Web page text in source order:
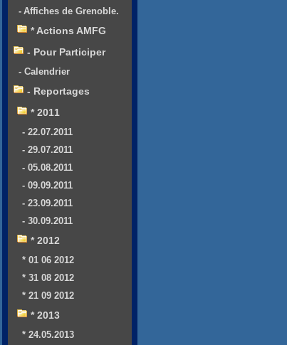
- Affiches de Grenoble.
* Actions AMFG
- Pour Participer
- Calendrier
- Reportages
* 2011
- 22.07.2011
- 29.07.2011
- 05.08.2011
- 09.09.2011
- 23.09.2011
- 30.09.2011
* 2012
* 01 06 2012
* 31 08 2012
* 21 09 2012
* 2013
* 24.05.2013